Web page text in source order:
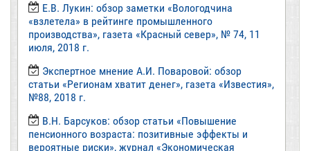
Е.В. Лукин: обзор заметки «Вологодчина
«взлетела» в рейтинге промышленного
производства», газета «Красный север», № 74, 11
июля, 2018 г.
Экспертное мнение А.И. Поваровой: обзор
статьи «Регионам хватит денег», газета «Известия»,
№88, 2018 г.
В.Н. Барсуков: обзор статьи «Повышение
пенсионного возраста: позитивные эффекты и
вероятные риски», журнал «Экономическая